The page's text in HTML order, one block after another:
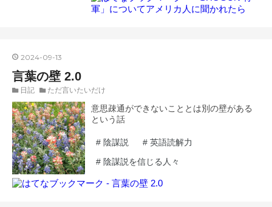
2024-09-13
言葉の壁 2.0
日記 ただ言いたいだけ
意思疎通ができないこととは別の壁がある
という話
# 陰謀説 # 英語読解力
# 陰謀説を信じる人々